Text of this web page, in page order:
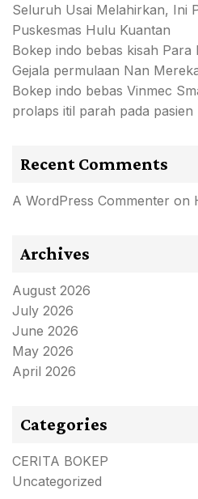
Seluruh Usai Melahirkan, Ini
Puskesmas Hulu Kuantan
Bokep indo bebas kisah Para
Gejala permulaan Nan
Bokep indo bebas Vinmec
prolaps itil parah pada
Recent Comments
A WordPress Commenter on
Archives
August 2026
July 2026
June 2026
May 2026
April 2026
Categories
CERITA BOKEP
Uncategorized